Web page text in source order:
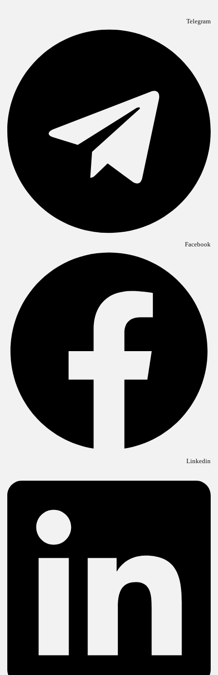
Telegram
Facebook
Linkedin